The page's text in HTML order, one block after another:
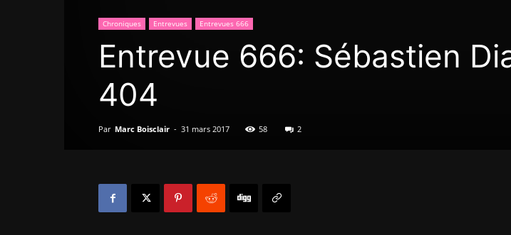
Chroniques Entrevues Entrevues 666
Entrevue 666: Sébastien
404
Par Marc Boisclair - 31 mars 2017 58 2